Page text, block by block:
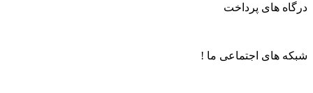
درگاه های پرداخت
شبکه های اجتماعی ما !